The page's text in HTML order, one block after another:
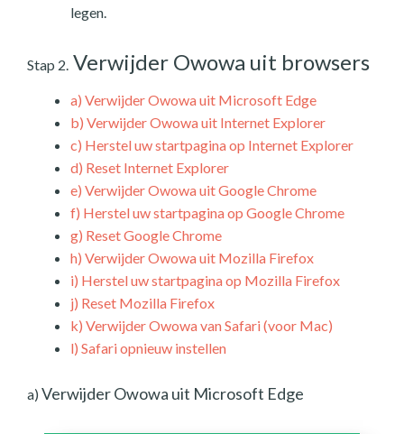
legen.
Stap 2. Verwijder Owowa uit browsers
a) Verwijder Owowa uit Microsoft Edge
b) Verwijder Owowa uit Internet Explorer
c) Herstel uw startpagina op Internet Explorer
d) Reset Internet Explorer
e) Verwijder Owowa uit Google Chrome
f) Herstel uw startpagina op Google Chrome
g) Reset Google Chrome
h) Verwijder Owowa uit Mozilla Firefox
i) Herstel uw startpagina op Mozilla Firefox
j) Reset Mozilla Firefox
k) Verwijder Owowa van Safari (voor Mac)
l) Safari opnieuw instellen
a) Verwijder Owowa uit Microsoft Edge